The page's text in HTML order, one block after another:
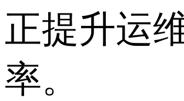
正提升运
率。